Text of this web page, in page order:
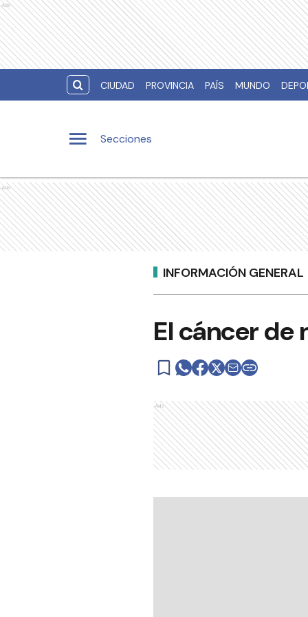
Ads
CIUDAD PROVINCIA PAÍS MUNDO
Secciones
Ads
INFORMACIÓN GENERAL
El cáncer de
Ads